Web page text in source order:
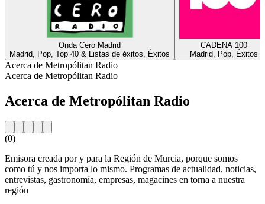
Onda Cero Madrid
Madrid, Pop, Top 40 & Listas de éxitos, Éxitos
CADENA 100
Madrid, Pop, Éxitos
Acerca de Metropólitan Radio
Acerca de Metropólitan Radio
Acerca de Metropólitan Radio
(0)
Emisora creada por y para la Región de Murcia, porque somos
como tú y nos importa lo mismo. Programas de actualidad, noticias,
entrevistas, gastronomía, empresas, magacines en torna a nuestra
región